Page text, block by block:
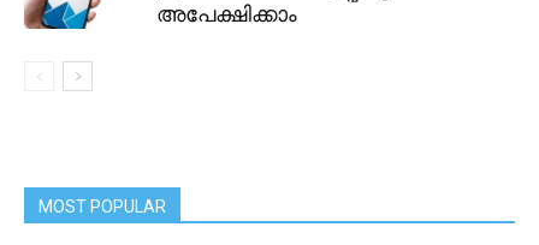
അപേക്ഷിക്കാം
MOST POPULAR